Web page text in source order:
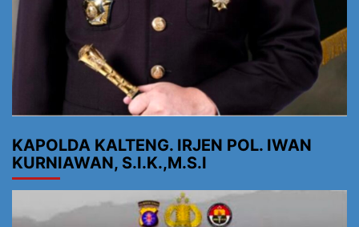
KAPOLDA KALTENG. IRJEN POL. IWAN
KURNIAWAN, S.I.K.,M.S.I